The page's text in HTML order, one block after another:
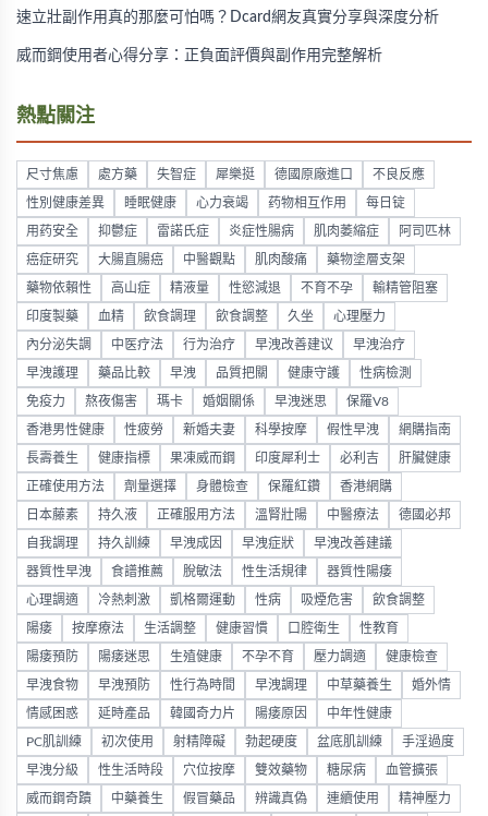
速立壯副作用真的那麼可怕嗎？Dcard網友真實分享與深度分析
威而鋼使用者心得分享：正負面評價與副作用完整解析
熱點關注
尺寸焦慮 處方藥 失智症 犀樂挺 德國原廠進口 不良反應
性別健康差異 睡眠健康 心力衰竭 药物相互作用 每日锭
用药安全 抑鬱症 雷諾氏症 炎症性腸病 肌肉萎縮症 阿司匹林
癌症研究 大腸直腸癌 中醫觀點 肌肉酸痛 藥物塗層支架
藥物依賴性 高山症 精液量 性慾減退 不育不孕 輸精管阻塞
印度製藥 血精 飲食調理 飲食調整 久坐 心理壓力
內分泌失調 中医疗法 行为治疗 早洩改善建议 早洩治疗
早洩護理 藥品比較 早洩 品質把關 健康守護 性病檢測
免疫力 熬夜傷害 瑪卡 婚姻關係 早洩迷思 保羅V8
香港男性健康 性疲勞 新婚夫妻 科學按摩 假性早洩 網購指南
長壽養生 健康指標 果凍威而鋼 印度犀利士 必利吉 肝臟健康
正確使用方法 劑量選擇 身體檢查 保羅紅鑽 香港網購
日本藤素 持久液 正確服用方法 溫腎壯陽 中醫療法 德國必邦
自我調理 持久訓練 早洩成因 早洩症狀 早洩改善建議
器質性早洩 食譜推薦 脫敏法 性生活規律 器質性陽痿
心理調適 冷熱刺激 凱格爾運動 性病 吸煙危害 飲食調整
陽痿 按摩療法 生活調整 健康習慣 口腔衛生 性教育
陽痿預防 陽痿迷思 生殖健康 不孕不育 壓力調適 健康檢查
早洩食物 早洩預防 性行為時間 早洩調理 中草藥養生 婚外情
情感困惑 延時產品 韓國奇力片 陽痿原因 中年性健康
PC肌訓練 初次使用 射精障礙 勃起硬度 盆底肌訓練 手淫過度
早洩分級 性生活時段 穴位按摩 雙效藥物 糖尿病 血管擴張
威而鋼奇蹟 中藥養生 假冒藥品 辨識真偽 連續使用 精神壓力